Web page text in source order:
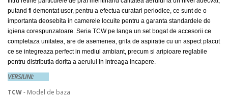
putand fi demontat usor, pentru a efectua curatari periodice, ce sunt de o
importanta deosebita in camerele locuite pentru a garanta standardele de
igiena corespunzatoare. Seria TCW pe langa un set bogat de accesorii ce
completaza unitatea, are de asemenea, grila de aspiratie cu un aspect placut
ce se integreaza perfect in mediul ambiant, precum si aripioare reglabile
pentru distributia dorita a aerului in intreaga incapere.
VERSIUNI:
TCW- Model de baza